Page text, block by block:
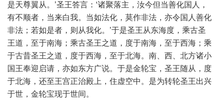
是天尊翼从。’圣王答言：‘诸聚落主，汝今但当善化国人，
有不顺者，当来白我。当如法化，莫作非法，亦令国人善化
非法；若如是者，则从我化。’于是圣王从东海度，乘古圣
王道，至于南海；乘古圣王之道，度于南海，至于西海；乘
于古昔圣王之道，度于西海，至于北海。南、西、北方诸小
国王奉迎启请，亦如东方广说。于是金轮宝，圣王随从，度
于北海，还至王宫正治殿上，住虚空中。是为转轮圣王出兴
于世，金轮宝现于世间。